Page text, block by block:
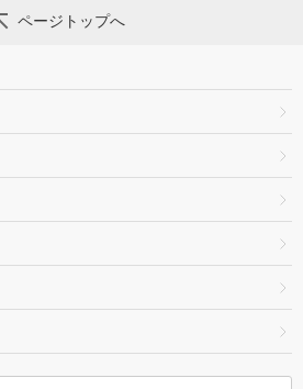
ページトップへ